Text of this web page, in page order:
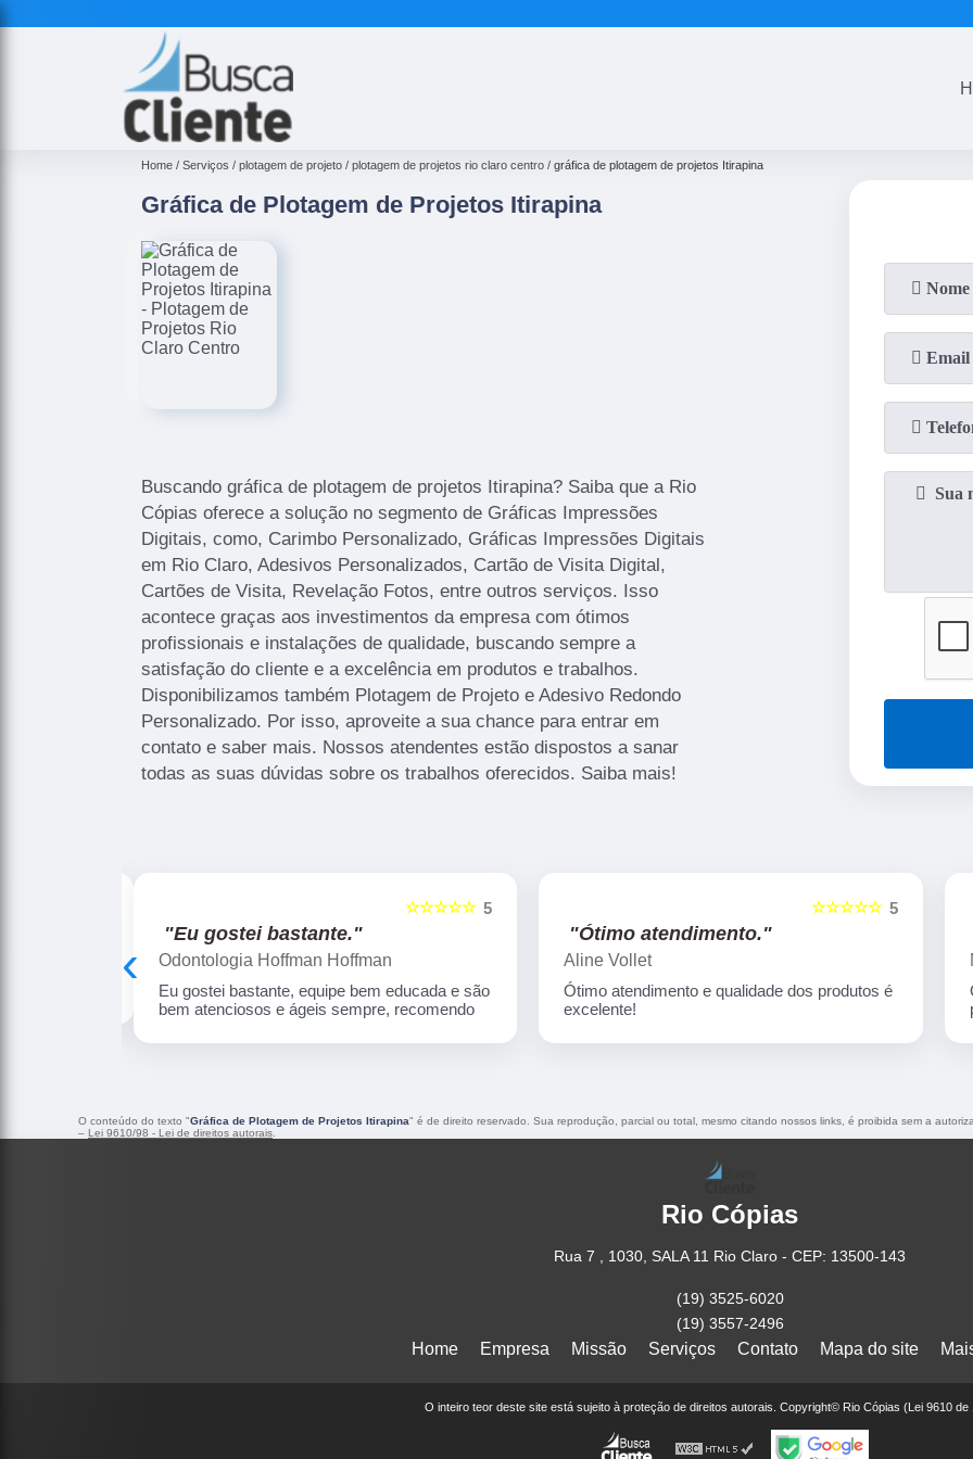
Home Serviços plotagem de projeto plotagem de projetos rio claro centro gráfica de plotagem de projetos Itirapina
Gráfica de Plotagem de Projetos Itirapina
Buscando gráfica de plotagem de projetos Itirapina? Saiba que a Rio
Cópias oferece a solução no segmento de Gráficas Impressões
Digitais, como, Carimbo Personalizado, Gráficas Impressões Digitais
em Rio Claro, Adesivos Personalizados, Cartão de Visita Digital,
Cartões de Visita, Revelação Fotos, entre outros serviços. Isso
acontece graças aos investimentos da empresa com ótimos
profissionais e instalações de qualidade, buscando sempre a
satisfação do cliente e a excelência em produtos e trabalhos.
Disponibilizamos também Plotagem de Projeto e Adesivo Redondo
Personalizado. Por isso, aproveite a sua chance para entrar em
contato e saber mais. Nossos atendentes estão dispostos a sanar
todas as suas dúvidas sobre os trabalhos oferecidos. Saiba mais!
5
☆☆☆☆☆
"Ótimo atendimento."
Aline Vollet
Ótimo atendimento e qualidade dos produtos é
excelente!
5
☆☆☆☆☆
"Sou fã."
Marcos Vieira
Ótimo atendimento e variedade nos serviços e
produtos. Sou fã.
‹
O conteúdo do texto "Gráfica de Plotagem de Projetos Itirapina" é de direito reservado. Sua reprodução, parcial ou total, mesmo citando nossos links, é proibida sem a
– Lei 9610/98 - Lei de direitos autorais
Rio Cópias
Rua 7 , 1030, SALA 11 Rio Claro - CEP: 13500-143
(19) 3525-6020
(19) 3557-2496
Home Empresa Missão Serviços Contato Mapa do site
O inteiro teor deste site está sujeito à proteção de direitos autorais. Copyright© Rio Cópias (Lei 9610 de